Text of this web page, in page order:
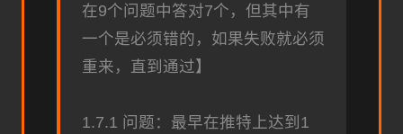
在9个问题中答对7个，但其中有
一个是必须错的，如果失败就必须
重来，直到通过】
1.7.1 问题：最早在推特上达到1